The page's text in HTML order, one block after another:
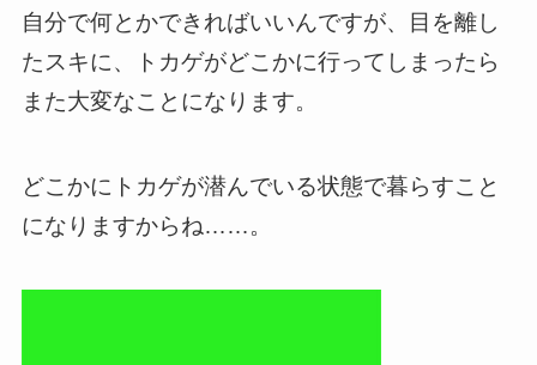
自分で何とかできればいいんですが、目を離し
たスキに、トカゲがどこかに行ってしまったら
また大変なことになります。
どこかにトカゲが潜んでいる状態で暮らすこと
になりますからね……。